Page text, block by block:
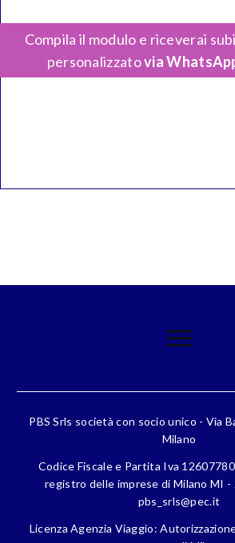
Compila il modulo e riceverai
personalizzatovia
PBS Srls società con socio unico - Via
Milano
Codice Fiscale e Partita Iva
registro delle imprese di Milano MI -
pbs_srls@pec.it
Licenza Agenzia Viaggio: